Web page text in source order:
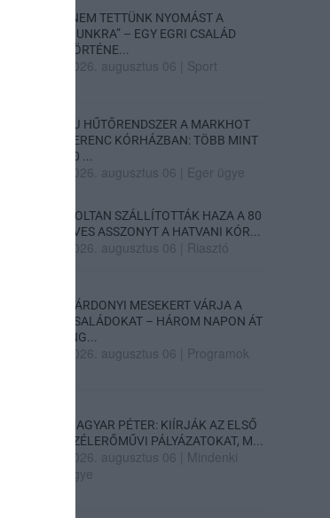
„NEM TETTÜNK NYOMÁST A
FIUNKRA” – EGY EGRI CSALÁD
TÖRTÉNE...
2026. augusztus 06 Sport
ÚJ HŰTŐRENDSZER A MARKHOT
FERENC KÓRHÁZBAN: TÖBB MINT
70 ...
2026. augusztus 06 Eger ügye
HOLTAN SZÁLLÍTOTTÁK HAZA A 80
ÉVES ASSZONYT A HATVANI KÓR...
2026. augusztus 06 Riasztó
GÁRDONYI MESEKERT VÁRJA A
CSALÁDOKAT – HÁROM NAPON ÁT
ING...
2026. augusztus 06 Programok
MAGYAR PÉTER: KIÍRJÁK AZ ELSŐ
SZÉLERŐMŰVI PÁLYÁZATOKAT, M...
2026. augusztus 06
Mindenki
ügye